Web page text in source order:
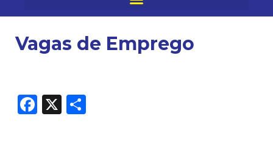
Vagas de Emprego
Facebook
X